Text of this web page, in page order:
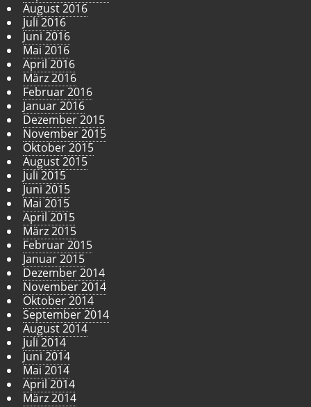
August 2016
Juli 2016
Juni 2016
Mai 2016
April 2016
März 2016
Februar 2016
Januar 2016
Dezember 2015
November 2015
Oktober 2015
August 2015
Juli 2015
Juni 2015
Mai 2015
April 2015
März 2015
Februar 2015
Januar 2015
Dezember 2014
November 2014
Oktober 2014
September 2014
August 2014
Juli 2014
Juni 2014
Mai 2014
April 2014
März 2014